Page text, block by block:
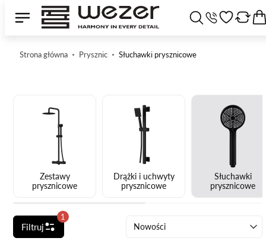
Strona główna Prysznic Słuchawki prysznicowe
Zestawy
prysznicowe
Drążki i uchwyty
prysznicowe
Słuchawki
prysznicowe
Filtruj
1
Nowości